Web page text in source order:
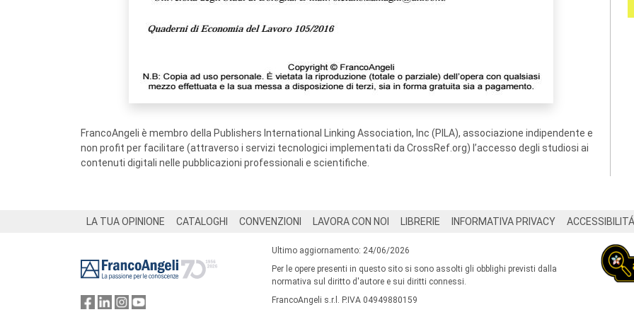
FrancoAngeli è membro della Publishers International Linking Association, Inc (PILA), associazione indipendente e
non profit per facilitare (attraverso i servizi tecnologici implementati da CrossRef.org) l’accesso degli studiosi ai
contenuti digitali nelle pubblicazioni professionali e scientifiche.
LA TUA OPINIONE CATALOGHI CONVENZIONI LAVORA CON NOI LIBRERIE INFORMATIVA PRIVACY ACCESSIBILITÁ
Ultimo aggiornamento: 24/06/2026
Per le opere presenti in questo sito si sono assolti gli obblighi previsti dalla
normativa sul diritto d'autore e sui diritti connessi.
FrancoAngeli s.r.l. P.IVA 04949880159